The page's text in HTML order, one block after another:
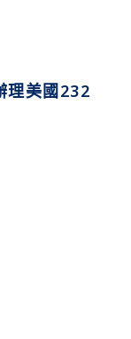
理美國232